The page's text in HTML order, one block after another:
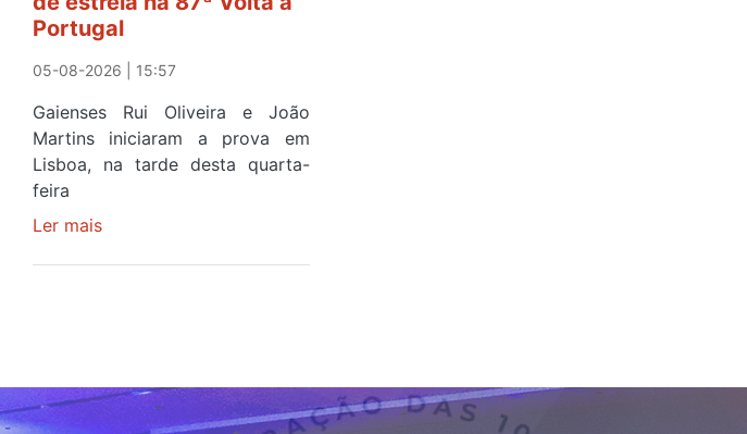
Portugal
05-08-2026 | 15:57
Gaienses Rui Oliveira e João
Martins iniciaram a prova em
Lisboa, na tarde desta quarta-
feira
Ler maissobre
de